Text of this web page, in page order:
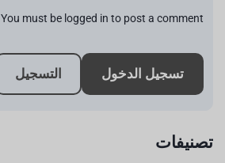
You must be logged in to post a comment.
تسجيل الدخول التسجيل
تصنيفات